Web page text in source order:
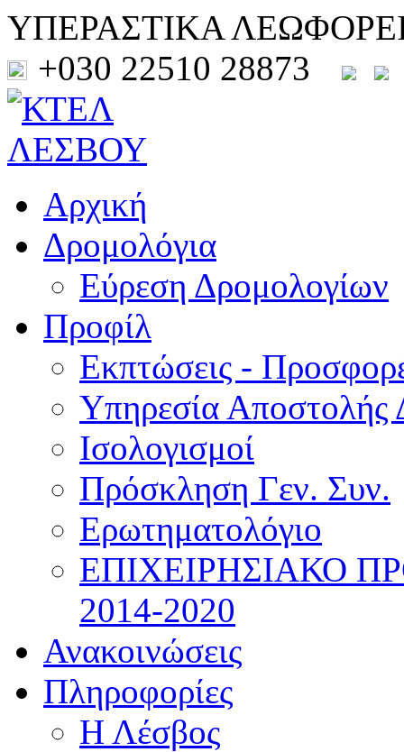
ΥΠΕΡΑΣΤΙΚΑ
+030 22510 28873
Αρχική
Δρομολόγια
Εύρεση Δρομολογίων
Προφίλ
Εκπτώσεις -
Υπηρεσία Αποστολής
Ισολογισμοί
Πρόσκληση Γεν. Συν.
Ερωτηματολόγιο
ΕΠΙΧΕΙΡΗΣΙΑΚΟ
2014-2020
Ανακοινώσεις
Πληροφορίες
Η Λέσβος